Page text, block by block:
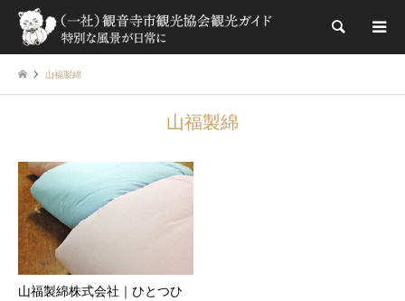
検索
山福製綿
山福製綿
山福製綿株式会社｜ひとつひ